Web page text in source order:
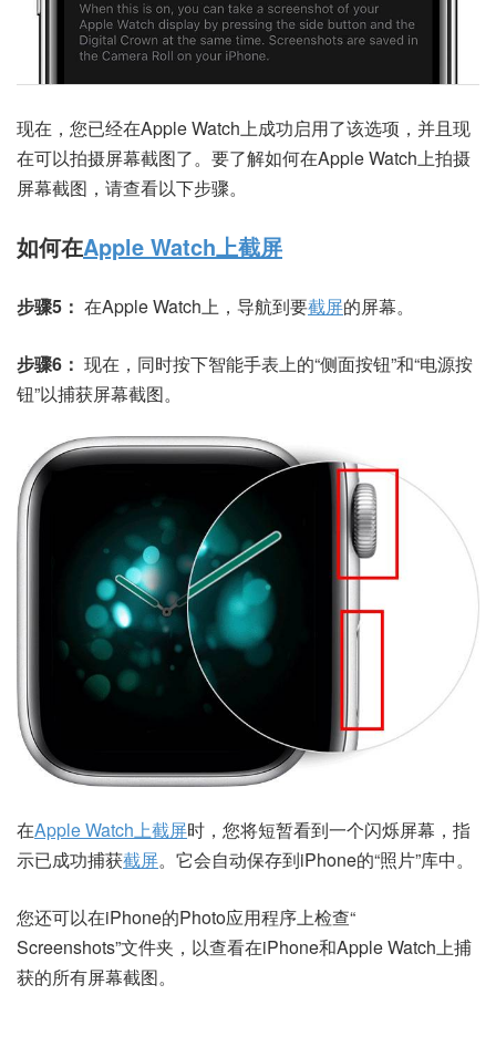
现在，您已经在Apple Watch上成功启用了该选项，并且现
在可以拍摄屏幕截图了。要了解如何在Apple Watch上拍摄
屏幕截图，请查看以下步骤。
如何在Apple Watch上截屏
步骤5： 在Apple Watch上，导航到要截屏的屏幕。
步骤6： 现在，同时按下智能手表上的“侧面按钮”和“电源按
钮”以捕获屏幕截图。
在Apple Watch上截屏时，您将短暂看到一个闪烁屏幕，指
示已成功捕获截屏。它会自动保存到iPhone的“照片”库中。
您还可以在iPhone的Photo应用程序上检查“
Screenshots”文件夹，以查看在iPhone和Apple Watch上捕
获的所有屏幕截图。